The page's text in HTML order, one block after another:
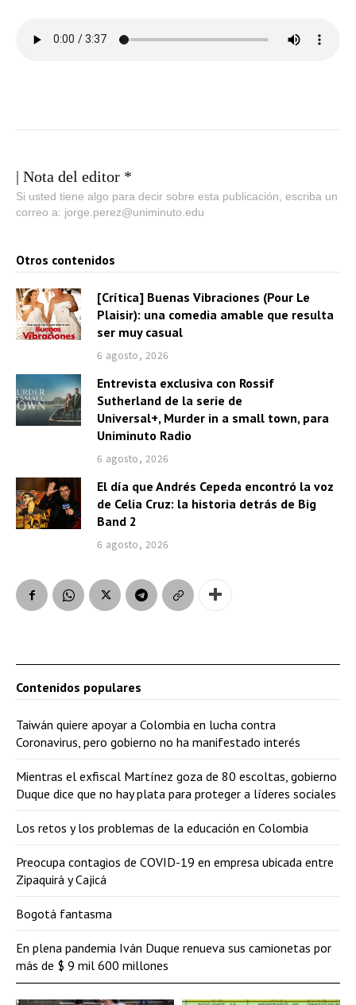
| Nota del editor *
Si usted tiene algo para decir sobre esta publicación, escriba un
correo a: jorge.perez@uniminuto.edu
Otros contenidos
[Crítica] Buenas Vibraciones (Pour Le
Plaisir): una comedia amable que resulta
ser muy casual
6 agosto, 2026
Entrevista exclusiva con Rossif
Sutherland de la serie de
Universal+, Murder in a small town, para
Uniminuto Radio
6 agosto, 2026
El día que Andrés Cepeda encontró la voz
de Celia Cruz: la historia detrás de Big
Band 2
6 agosto, 2026
Contenidos populares
Taiwán quiere apoyar a Colombia en lucha contra
Coronavirus, pero gobierno no ha manifestado interés
Mientras el exfiscal Martínez goza de 80 escoltas, gobierno
Duque dice que no hay plata para proteger a líderes sociales
Los retos y los problemas de la educación en Colombia
Preocupa contagios de COVID-19 en empresa ubicada entre
Zipaquirá y Cajicá
Bogotá fantasma
En plena pandemia Iván Duque renueva sus camionetas por
más de $ 9 mil 600 millones